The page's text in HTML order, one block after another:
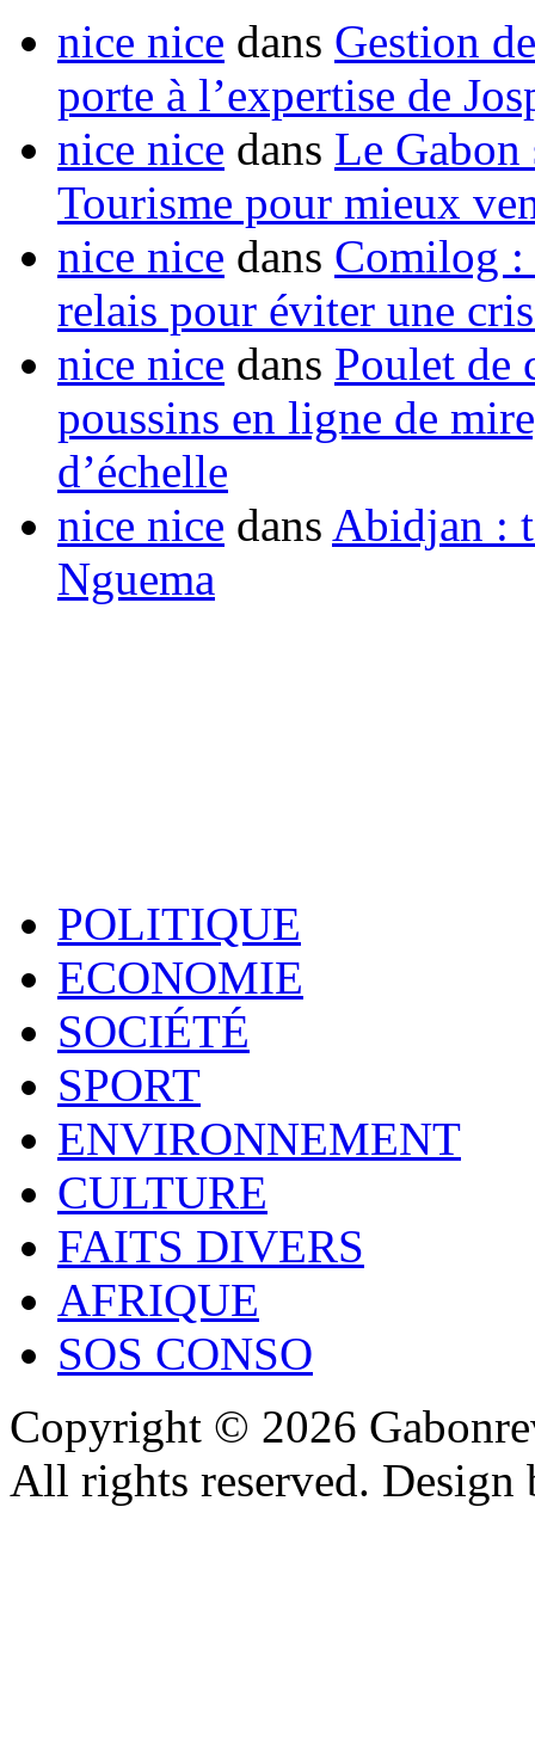
nice nice dans Gestion
porte à l’expertise de
nice nice dans Le Gabon
Tourisme pour mieux
nice nice dans Comilog :
relais pour éviter une
nice nice dans Poulet de
poussins en ligne de
d’échelle
nice nice dans Abidjan :
Nguema
POLITIQUE
ECONOMIE
SOCIÉTÉ
SPORT
ENVIRONNEMENT
CULTURE
FAITS DIVERS
AFRIQUE
SOS CONSO
Copyright © 2026
All rights reserved.